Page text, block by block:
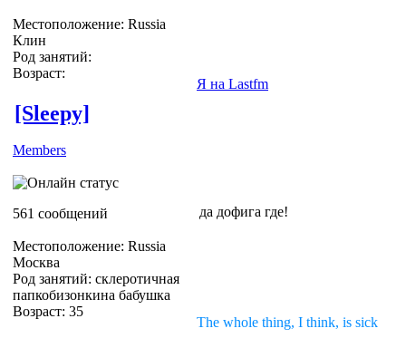
Местоположение: Russia
Клин
Род занятий:
Возраст:
Я на Lastfm
[Sleepy]
Members
561 сообщений
Местоположение: Russia
Москва
Род занятий: склеротичная
папкобизонкина бабушка
Возраст: 35
да дофига где!
The whole thing, I think, is sick